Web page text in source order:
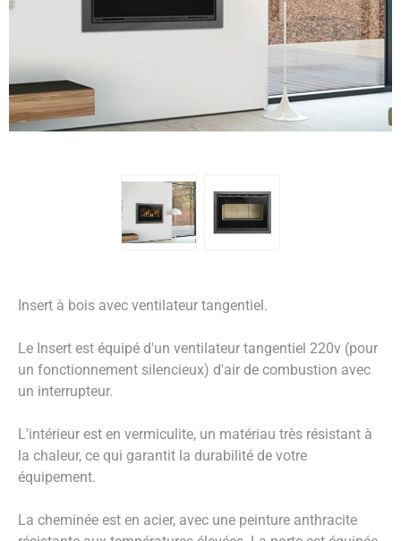
Insert à bois avec ventilateur tangentiel.
Le Insert est équipé d'un ventilateur tangentiel 220v (pour
un fonctionnement silencieux) d'air de combustion avec
un interrupteur.
L'intérieur est en vermiculite, un matériau très résistant à
la chaleur, ce qui garantit la durabilité de votre
équipement.
La cheminée est en acier, avec une peinture anthracite